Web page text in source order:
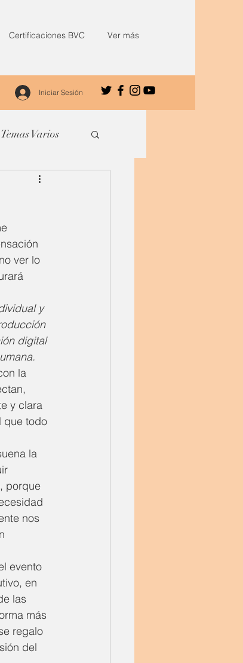
Certificaciones BVC Ver más
Iniciar Sesión
Temas Varios
ver lo
y
digital
la
y clara
que todo
la
porque
nos
evento
en
las
más
regalo
del